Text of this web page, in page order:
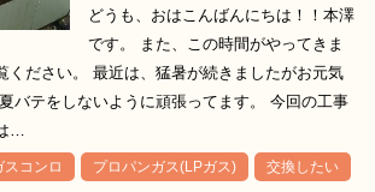
どうも、おはこんばんにちは！！本澤
です。 また、この時間がやってきま
ください。 最近は、猛暑が続きましたがお元気
バテをしないように頑張ってます。 今回の工事
…
スコンロ プロパンガス(LPガス) 交換したい